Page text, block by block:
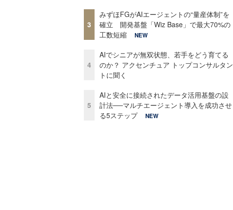
3
みずほFGがAIエージェントの“量産体制”を
確立 開発基盤「Wiz Base」で最大70%の
工数短縮
NEW
4
AIでシニアが無双状態、若手をどう育てる
のか？ アクセンチュア トップコンサルタン
トに聞く
5
AIと安全に接続されたデータ活用基盤の設
計法──マルチエージェント導入を成功させ
る5ステップ
NEW